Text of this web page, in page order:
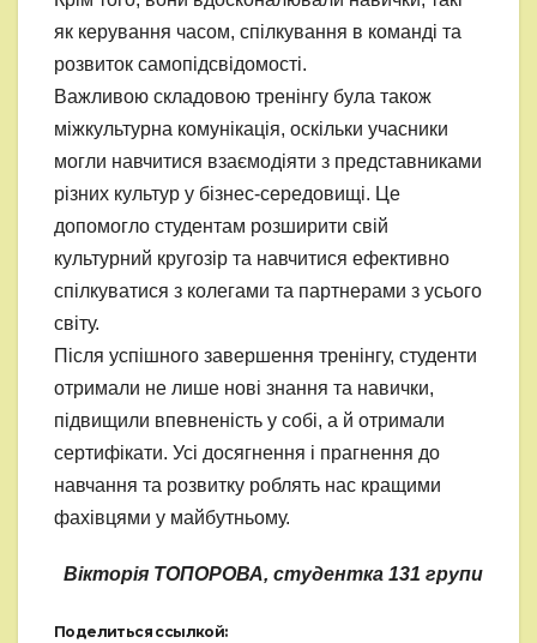
як керування часом, спілкування в команді та
розвиток самопідсвідомості.
Важливою складовою тренінгу була також
міжкультурна комунікація, оскільки учасники
могли навчитися взаємодіяти з представниками
різних культур у бізнес-середовищі. Це
допомогло студентам розширити свій
культурний кругозір та навчитися ефективно
спілкуватися з колегами та партнерами з усього
світу.
Після успішного завершення тренінгу, студенти
отримали не лише нові знання та навички,
підвищили впевненість у собі, а й отримали
сертифікати. Усі досягнення і прагнення до
навчання та розвитку роблять нас кращими
фахівцями у майбутньому.
Вікторія ТОПОРОВА, студентка 131 групи
Поделиться ссылкой: